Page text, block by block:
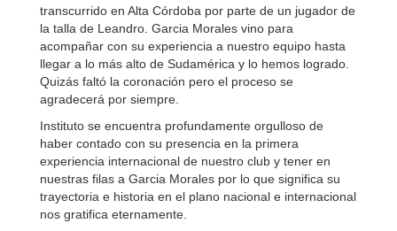
transcurrido en Alta Córdoba por parte de un jugador de
la talla de Leandro. Garcia Morales vino para
acompañar con su experiencia a nuestro equipo hasta
llegar a lo más alto de Sudamérica y lo hemos logrado.
Quizás faltó la coronación pero el proceso se
agradecerá por siempre.
Instituto se encuentra profundamente orgulloso de
haber contado con su presencia en la primera
experiencia internacional de nuestro club y tener en
nuestras filas a Garcia Morales por lo que significa su
trayectoria e historia en el plano nacional e internacional
nos gratifica eternamente.